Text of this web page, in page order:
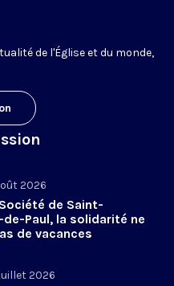
de l'Église et du monde,
2026
de Saint-
Paul, la solidarité ne
de vacances
2026